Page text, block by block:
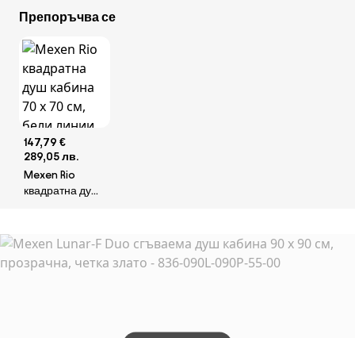
Препоръчва се
147,79 €
289,05 лв.
Mexen Rio
квадратна душ
хром - 860-